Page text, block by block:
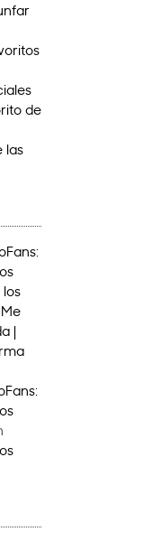
de
las
los
|